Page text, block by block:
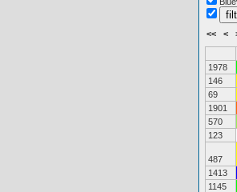
<< <
1978
146
69
1901
570
123
487
1413
1145